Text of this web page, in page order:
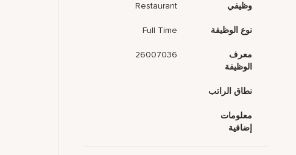
وظيفي
Restaurant
نوع الوظيفة Full Time
معرف
الوظيفة
26007036
نطاق الراتب
معلومات
إضافية